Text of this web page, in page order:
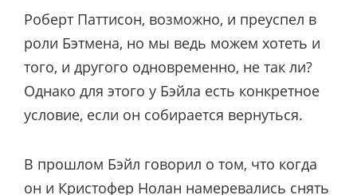
Роберт Паттисон, возможно, и преуспел в
роли Бэтмена, но мы ведь можем хотеть и
того, и другого одновременно, не так ли?
Однако для этого у Бэйла есть конкретное
условие, если он собирается вернуться.
В прошлом Бэйл говорил о том, что когда
он и Кристофер Нолан намеревались снять